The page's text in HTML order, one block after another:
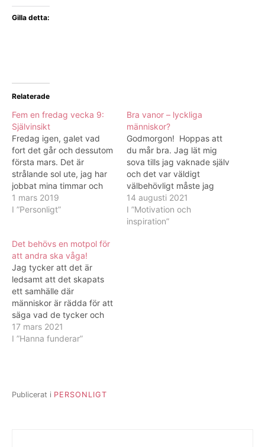
Gilla detta:
Relaterade
Fem en fredag vecka 9:
Självinsikt
Fredag igen, galet vad
fort det går och dessutom
första mars. Det är
strålande sol ute, jag har
jobbat mina timmar och
sitter nu här vid datorn.
Såg att Elisa återigen lagt
här tyckte jag var roliga
frågor att svara på. …
1 mars 2019
I ”Personligt”
Bra vanor – lyckliga
människor?
Godmorgon! Hoppas att
du mår bra. Jag lät mig
sova tills jag vaknade själv
och det var väldigt
välbehövligt måste jag
säga. Känner mig nu pigg
och glad. Det är lördag
och jag tänkte dela med
14 augusti 2021
I ”Motivation och
inspiration”
Det behövs en motpol för
att andra ska våga!
Jag tycker att det är
ledsamt att det skapats
ett samhälle där
människor är rädda för att
säga vad de tycker och
känner. Att man håller inne
med sina funderingar för
det…
17 mars 2021
I ”Hanna funderar”
Publicerat i PERSONLIGT